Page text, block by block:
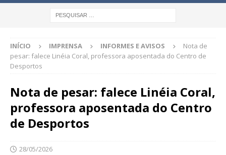
INÍCIO IMPRENSA INFORMES E AVISOS
Nota de
pesar: falece Linéia Coral, professora aposentada do Centro de
Desportos
Nota de pesar: falece Linéia Coral,
professora aposentada do Centro
de Desportos
28/05/2026